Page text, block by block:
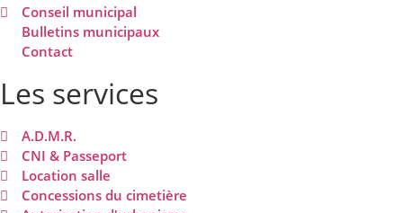
Conseil municipal
Bulletins municipaux
Contact
Les services
A.D.M.R.
CNI & Passeport
Location salle
Concessions du cimetière